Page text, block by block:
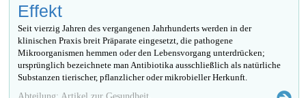
Effekt
Seit vierzig Jahren des vergangenen Jahrhunderts werden in der
klinischen Praxis breit Präparate eingesetzt, die pathogene
Mikroorganismen hemmen oder den Lebensvorgang unterdrücken;
ursprünglich bezeichnete man Antibiotika ausschließlich als natürliche
Substanzen tierischer, pflanzlicher oder mikrobieller Herkunft.
Abteilung: Artikel zur Gesundheit.